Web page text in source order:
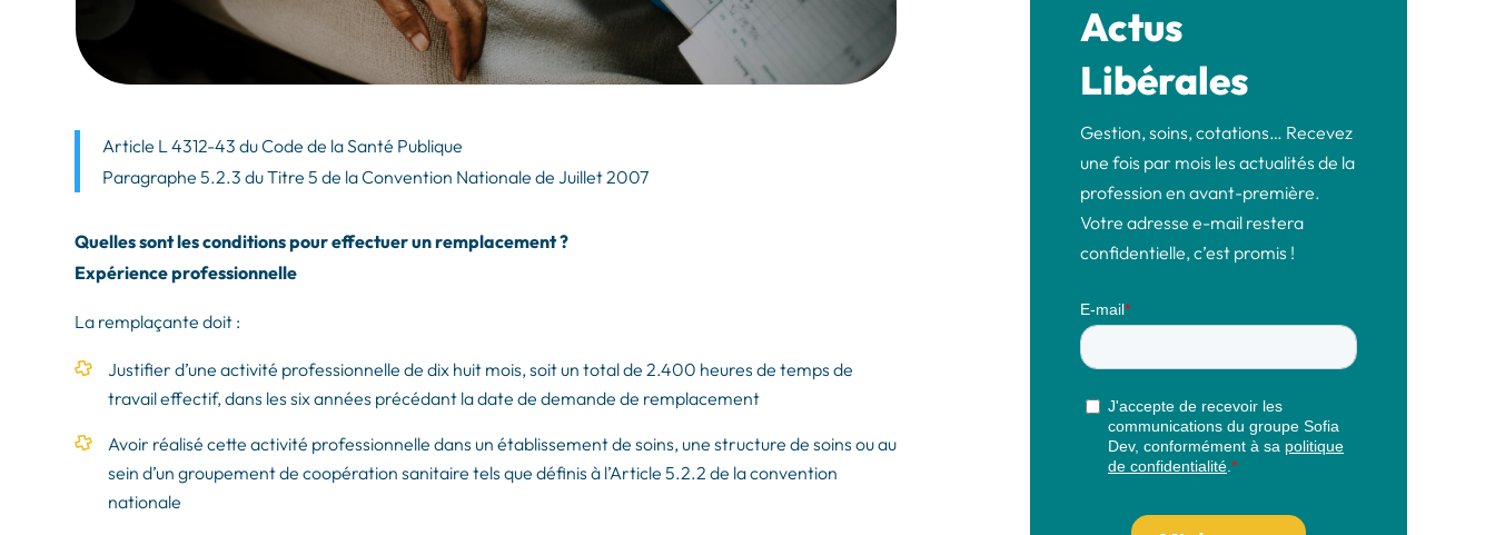
Article L 4312-43 du Code de la Santé Publique
Paragraphe 5.2.3 du Titre 5 de la Convention Nationale de Juillet 2007
Quelles sont les conditions pour effectuer un remplacement ?
Expérience professionnelle
La remplaçante doit :
Justifier d’une activité professionnelle de dix huit mois, soit un total de 2.400 heures de temps de
travail effectif, dans les six années précédant la date de demande de remplacement
Avoir réalisé cette activité professionnelle dans un établissement de soins, une structure de soins ou au
sein d’un groupement de coopération sanitaire tels que définis à l’Article 5.2.2 de la convention
nationale
Actus
Libérales
Gestion, soins, cotations… Recevez
une fois par mois les actualités de la
profession en avant-première.
Votre adresse e-mail restera
confidentielle, c’est promis !